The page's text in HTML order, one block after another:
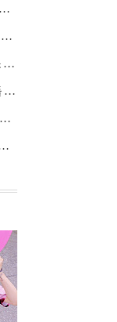
'최우수산' 마지막회, 마니산 함허동천 계곡→참성단 등반
성리, 고양 입성…'무명전설' 전국투어 열기 지속
'미우새' 화사, 덕자찜 원조 맛집 방문…효소 찜질방 체험
‘사랑이 온다’ 안희연, 하석진과 재회…아들 비밀 밝혀...
[종합] ‘결혼의 완성’ 남궁민, 기절 엔딩…마지막회 예...
호·박현빈·조정민·김유라·미스김, ...